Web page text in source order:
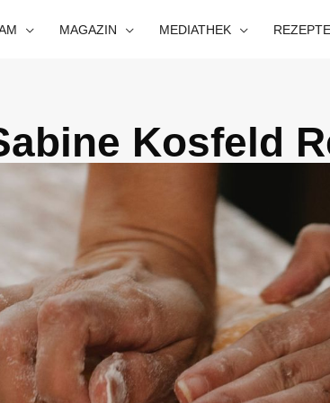
MAGAZIN MEDIATHEK REZEPTE
Kosfeld